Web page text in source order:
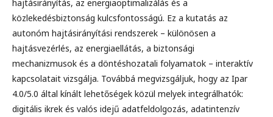
hajtásirányítás, az energiaoptimalizálás és a
közlekedésbiztonság kulcsfontosságú. Ez a kutatás az
autonóm hajtásirányítási rendszerek – különösen a
hajtásvezérlés, az energiaellátás, a biztonsági
mechanizmusok és a döntéshozatali folyamatok – interaktív
kapcsolatait vizsgálja. Továbbá megvizsgáljuk, hogy az Ipar
4.0/5.0 által kínált lehetőségek közül melyek integrálhatók:
digitális ikrek és valós idejű adatfeldolgozás, adatintenzív